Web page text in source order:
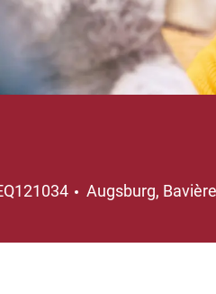
Emplacement
Augsburg,